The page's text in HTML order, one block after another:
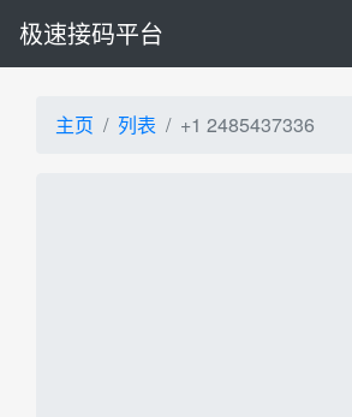
极速接码平台
主页 列表 +1 2485437336